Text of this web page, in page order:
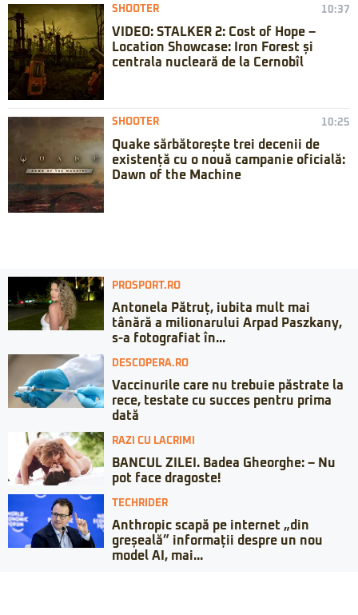
SHOOTER 10:37
VIDEO: STALKER 2: Cost of Hope –
Location Showcase: Iron Forest și
centrala nucleară de la Cernobîl
SHOOTER 10:25
Quake sărbătorește trei decenii de
existență cu o nouă campanie oficială:
Dawn of the Machine
PROSPORT.RO
Antonela Pătruț, iubita mult mai
tânără a milionarului Arpad Paszkany,
s-a fotografiat în...
DESCOPERA.RO
Vaccinurile care nu trebuie păstrate la
rece, testate cu succes pentru prima
dată
RAZI CU LACRIMI
BANCUL ZILEI. Badea Gheorghe: – Nu
pot face dragoste!
TECHRIDER
Anthropic scapă pe internet „din
greșeală” informații despre un nou
model AI, mai...